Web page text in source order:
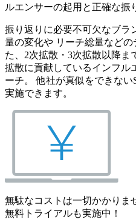
ルエンサーの起用と正確な振
振り返りに必要不可欠なブラ
量の変化や リーチ総量など
た、2次拡散・3次拡散以降ま
拡散に貢献しているインフル
ーチ。 他社が真似をできな
実施できます。
無駄なコストは一切かかりま
無料トライアルも実施中！